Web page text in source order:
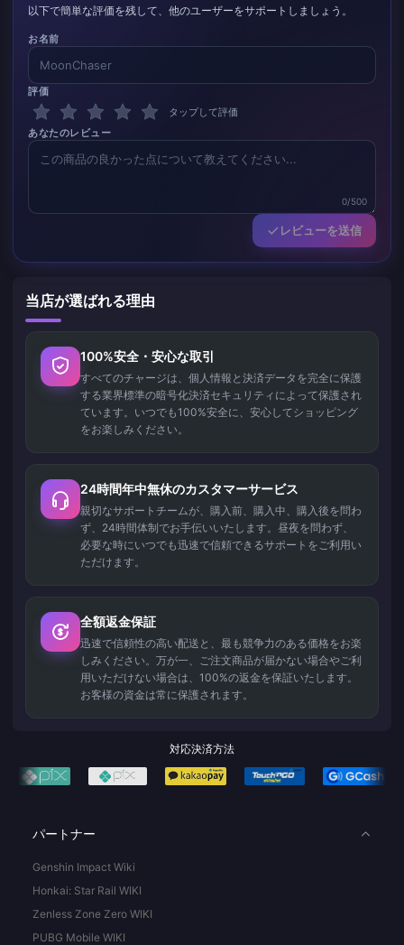
以下で簡単な評価を残して、他のユーザーをサポートしましょう。
お名前
評価
タップして評価
あなたのレビュー
0/500
レビューを送信
当店が選ばれる理由
100%安全・安心な取引
すべてのチャージは、個人情報と決済データを完全に保護
する業界標準の暗号化決済セキュリティによって保護され
ています。いつでも100%安全に、安心してショッピング
をお楽しみください。
24時間年中無休のカスタマーサービス
親切なサポートチームが、購入前、購入中、購入後を問わ
ず、24時間体制でお手伝いいたします。昼夜を問わず、
必要な時にいつでも迅速で信頼できるサポートをご利用い
ただけます。
全額返金保証
迅速で信頼性の高い配送と、最も競争力のある価格をお楽
しみください。万が一、ご注文商品が届かない場合やご利
用いただけない場合は、100%の返金を保証いたします。
お客様の資金は常に保護されます。
対応決済方法
パートナー
Genshin Impact Wiki
Honkai: Star Rail WIKI
Zenless Zone Zero WIKI
PUBG Mobile WIKI